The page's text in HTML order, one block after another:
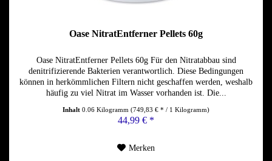
Oase NitratEntferner Pellets 60g
Oase NitratEntferner Pellets 60g Für den Nitratabbau sind
denitrifizierende Bakterien verantwortlich. Diese Bedingungen
können in herkömmlichen Filtern nicht geschaffen werden, weshalb
häufig zu viel Nitrat im Wasser vorhanden ist. Die...
Inhalt0.06 Kilogramm(749,83 € * / 1 Kilogramm)
44,99 € *
Merken